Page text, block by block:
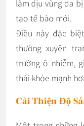
làm dịu vùng da
tạo tế bào mới.
Điều này đặc
thường xuyên
trường ô nhiễm,
thái khỏe mạnh
Cải Thiện Độ